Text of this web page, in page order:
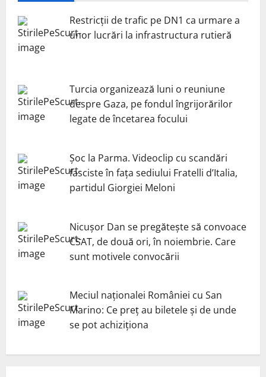
Restricții de trafic pe DN1 ca urmare a
unor lucrări la infrastructura rutieră
Turcia organizează luni o reuniune
despre Gaza, pe fondul îngrijorărilor
legate de încetarea focului
Șoc la Parma. Videoclip cu scandări
fasciste în fața sediului Fratelli d’Italia,
partidul Giorgiei Meloni
Nicuşor Dan se pregăteşte să convoace
CSAT, de două ori, în noiembrie. Care
sunt motivele convocării
Meciul naționalei României cu San
Marino: Ce preț au biletele și de unde
se pot achiziționa